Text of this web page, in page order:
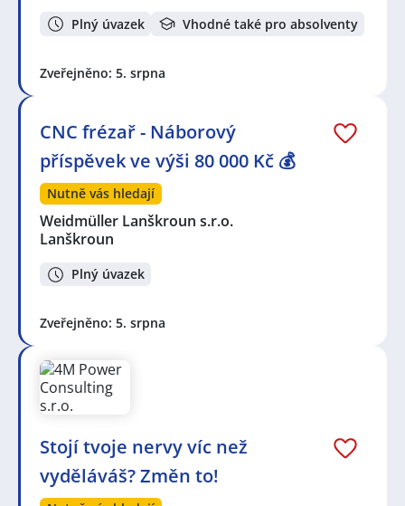
Plný úvazek Vhodné také pro absolventy
Zveřejněno: 5. srpna
CNC frézař - Náborový
příspěvek ve výši 80 000 Kč 💰
Nutně vás hledají
Weidmüller Lanškroun s.r.o.
Lanškroun
Plný úvazek
Zveřejněno: 5. srpna
Stojí tvoje nervy víc než
vyděláváš? Změn to!